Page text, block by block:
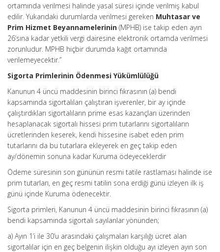
ortamında verilmesi halinde yasal süresi içinde verilmiş kabul
edilir. Yukarıdaki durumlarda verilmesi gereken Muhtasar ve
Prim Hizmet Beyannamelerinin (MPHB) ise takip eden ayın
26’sına kadar yetkili vergi dairesine elektronik ortamda verilmesi
zorunludur. MPHB hiçbir durumda kağıt ortamında
verilemeyecektir.”
Sigorta Primlerinin Ödenmesi Yükümlülüğü
Kanunun 4 üncü maddesinin birinci fıkrasının (a) bendi
kapsamında sigortalıları çalıştıran işverenler, bir ay içinde
çalıştırdıkları sigortalıların prime esas kazançları üzerinden
hesaplanacak sigortalı hissesi prim tutarlarını sigortalıların
ücretlerinden keserek, kendi hissesine isabet eden prim
tutarlarını da bu tutarlara ekleyerek en geç takip eden
ay/dönemin sonuna kadar Kuruma ödeyeceklerdir
Ödeme süresinin son gününün resmi tatile rastlaması halinde ise
prim tutarları, en geç resmi tatilin sona erdiği günü izleyen ilk iş
günü içinde Kuruma ödenecektir.
Sigorta primleri, Kanunun 4 üncü maddesinin birinci fıkrasının (a)
bendi kapsamında sigortalı sayılanlar yönünden;
a) Ayın 1’i ile 30’u arasındaki çalışmaları karşılığı ücret alan
sigortalılar için en geç belgenin ilişkin olduğu ayı izleyen ayın son